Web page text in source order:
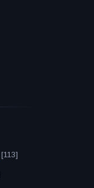
[113]